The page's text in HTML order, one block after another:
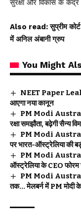
सुरक्षा और विकास के
Also read:सुप्रीम
में अनिल अंबानी ग्रुप
You Might
NEET Paper Leak:
आएगा नया कानून
PM Modi
रक्षा समझौता, बढ़ेगी सैन्य
PM Modi
पर भारत-ऑस्ट्रेलिया की
PM Modi
ऑस्ट्रेलिया के CEO फोरम
PM Modi
तक… मेलबर्न में PM मोदी के